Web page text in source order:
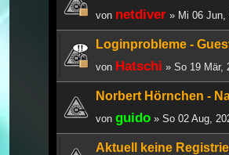
von netdiver » Mi 06 Jun,
Loginprobleme -
von Hatschi » So 19 Mär,
Norbert Hörnchen -
von guido » So 02 Aug,
Aktuell keine